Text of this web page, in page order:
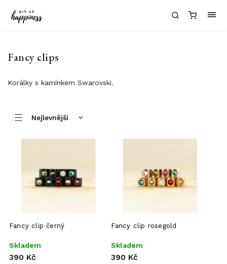
Fancy clips
Korálky s kamínkem Swarovski.
Nejlevnější
Fancy clip černý
Skladem
390 Kč
Fancy clip rosegold
Skladem
390 Kč